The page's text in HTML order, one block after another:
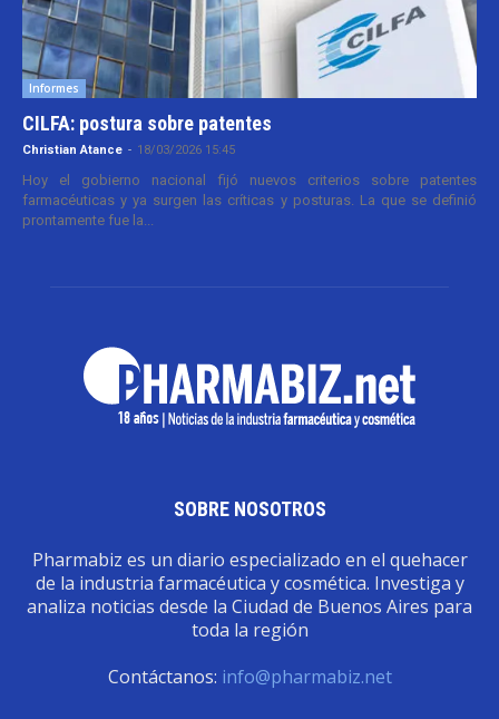
Informes
CILFA: postura sobre patentes
Christian Atance - 18/03/2026 15:45
Hoy el gobierno nacional fijó nuevos criterios sobre patentes
farmacéuticas y ya surgen las críticas y posturas. La que se definió
prontamente fue la...
SOBRE NOSOTROS
Pharmabiz es un diario especializado en el quehacer
de la industria farmacéutica y cosmética. Investiga y
analiza noticias desde la Ciudad de Buenos Aires para
toda la región
Contáctanos: info@pharmabiz.net